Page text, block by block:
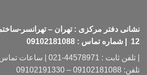
نشانی دفتر مرکزی : تهران – تهرانسر-
12 | شماره تماس : 09102181088
| تلفن ثابت : 44578971-021 | ساعات تماس همه روزه 9 الی 18
تلفن: 09102181088 – 09102191330